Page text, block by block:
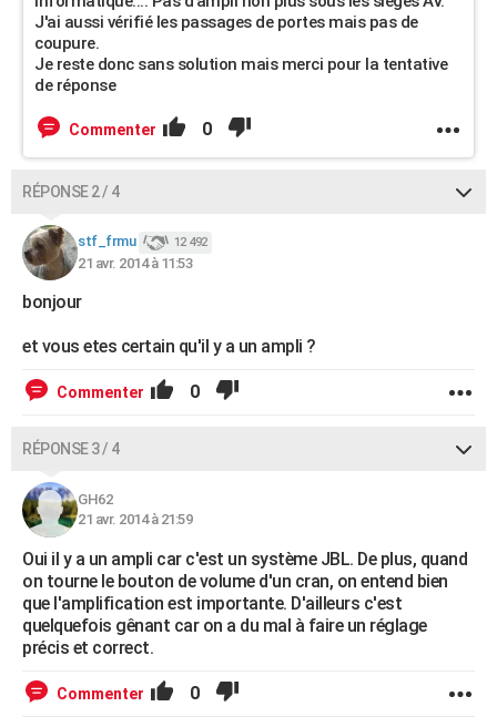
J'ai aussi vérifié les passages de portes mais pas de
coupure.
Je reste donc sans solution mais merci pour la tentative
de réponse
Commenter 0
RÉPONSE 2 / 4
stf_frmu 12 492
21 avr. 2014 à 11:53
bonjour
et vous etes certain qu'il y a un ampli ?
Commenter 0
RÉPONSE 3 / 4
GH62
21 avr. 2014 à 21:59
Oui il y a un ampli car c'est un système JBL. De plus, quand
on tourne le bouton de volume d'un cran, on entend bien
que l'amplification est importante. D'ailleurs c'est
quelquefois gênant car on a du mal à faire un réglage
précis et correct.
Commenter 0